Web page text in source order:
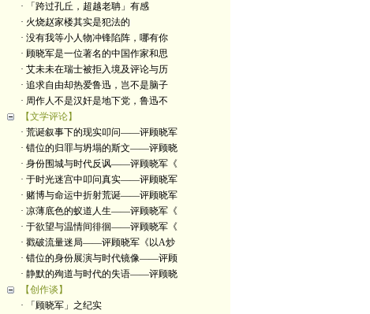
· 「跨过孔丘，超越老聃」有感
· 火烧赵家楼其实是犯法的
· 没有我等小人物冲锋陷阵，哪有你
· 顾晓军是一位著名的中国作家和思
· 艾未未在瑞士被拒入境及评论与历
· 追求自由却热爱鲁迅，岂不是脑子
· 周作人不是汉奸是地下党，鲁迅不
【文学评论】
· 荒诞叙事下的现实叩问——评顾晓军
· 错位的归罪与坍塌的斯文——评顾晓
· 身份围城与时代反讽——评顾晓军《
· 于时光迷宫中叩问真实——评顾晓军
· 赌博与命运中折射荒诞——评顾晓军
· 凉薄底色的蚁道人生——评顾晓军《
· 于欲望与温情间徘徊——评顾晓军《
· 戳破流量迷局——评顾晓军《以A炒
· 错位的身份展演与时代镜像——评顾
· 静默的殉道与时代的失语——评顾晓
【创作谈】
· 「顾晓军」之纪实